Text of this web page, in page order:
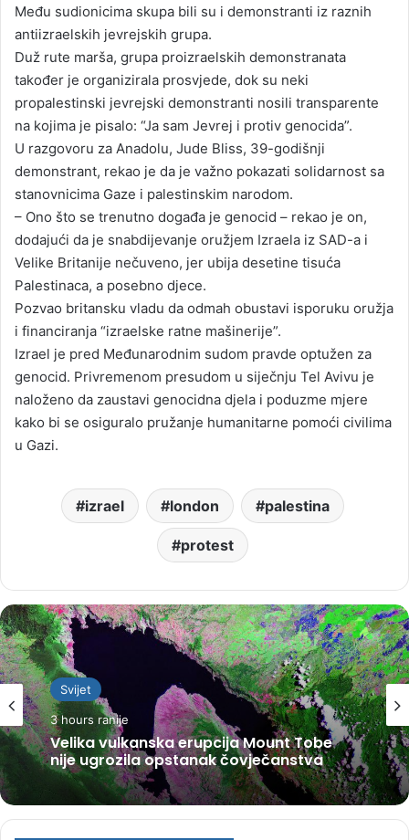
Među sudionicima skupa bili su i demonstranti iz raznih
antiizraelskih jevrejskih grupa.
Duž rute marša, grupa proizraelskih demonstranata
također je organizirala prosvjede, dok su neki
propalestinski jevrejski demonstranti nosili transparente
na kojima je pisalo: “Ja sam Jevrej i protiv genocida”.
U razgovoru za Anadolu, Jude Bliss, 39-godišnji
demonstrant, rekao je da je važno pokazati solidarnost sa
stanovnicima Gaze i palestinskim narodom.
– Ono što se trenutno događa je genocid – rekao je on,
dodajući da je snabdijevanje oružjem Izraela iz SAD-a i
Velike Britanije nečuveno, jer ubija desetine tisuća
Palestinaca, a posebno djece.
Pozvao britansku vladu da odmah obustavi isporuku oružja
i financiranja “izraelske ratne mašinerije”.
Izrael je pred Međunarodnim sudom pravde optužen za
genocid. Privremenom presudom u siječnju Tel Avivu je
naloženo da zaustavi genocidna djela i poduzme mjere
kako bi se osiguralo pružanje humanitarne pomoći civilima
u Gazi.
izrael london palestina
protest
Svijet
3 hours ranije
Velika vulkanska erupcija Mount Tobe
nije ugrozila opstanak čovječanstva